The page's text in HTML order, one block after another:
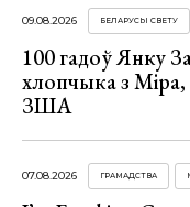
09.08.2026 БЕЛАРУСЫ СВЕТУ
100 гадоў Янку
хлопчыка з Міра,
ЗША
07.08.2026 ГРАМАДСТВА